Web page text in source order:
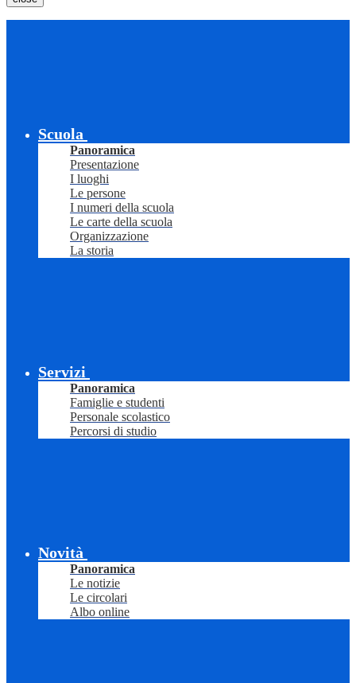
Scuola
Panoramica
Presentazione
I luoghi
Le persone
I numeri della scuola
Le carte della scuola
Organizzazione
La storia
Servizi
Panoramica
Famiglie e studenti
Personale scolastico
Percorsi di studio
Novità
Panoramica
Le notizie
Le circolari
Albo online